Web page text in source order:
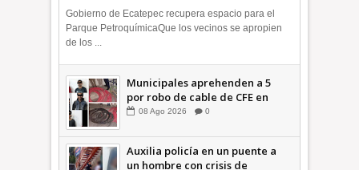
+Video | INFORMA
Gobierno de Ecatepec recupera espacio para el
Parque PetroquímicaQue los vecinos se apropien
de los ...
Municipales aprehenden a 5
por robo de cable de CFE en
Jardines de Casa Nueva +Video
08 Ago 2026 0
Auxilia policía en un puente a
un hombre con crisis de